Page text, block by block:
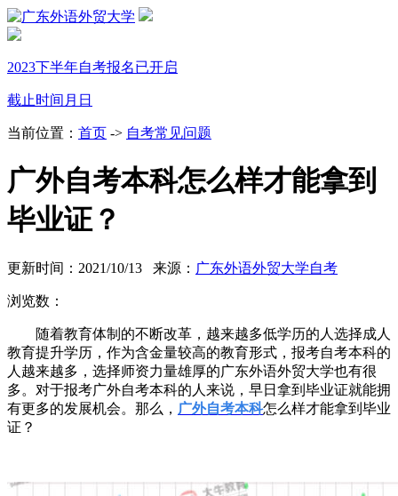
2023下半年自考报名已开启
截止时间 月 日
当前位置： 首页 -> 自考常见问题
广外自考本科怎么样才能拿到
毕业证？
更新时间：2021/10/13 来源： 广东外语外贸大学自考
浏览数：
随着教育体制的不断改革，越来越多低学历的人选择成人
教育提升学历，作为含金量较高的教育形式，报考自考本科的
人越来越多，选择师资力量雄厚的广东外语外贸大学也有很
多。对于报考广外自考本科的人来说，早日拿到毕业证就能拥
有更多的发展机会。那么， 广外自考本科怎么样才能拿到毕业
证？